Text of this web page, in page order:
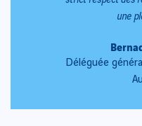
une
Déléguée